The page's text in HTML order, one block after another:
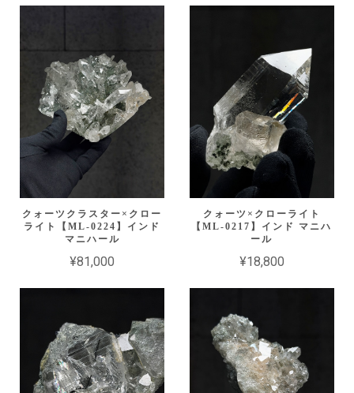
クォーツクラスター×クロー
ライト【ML-0224】インド
マニハール
¥81,000
クォーツ×クローライト
【ML-0217】インド マニハ
ール
¥18,800